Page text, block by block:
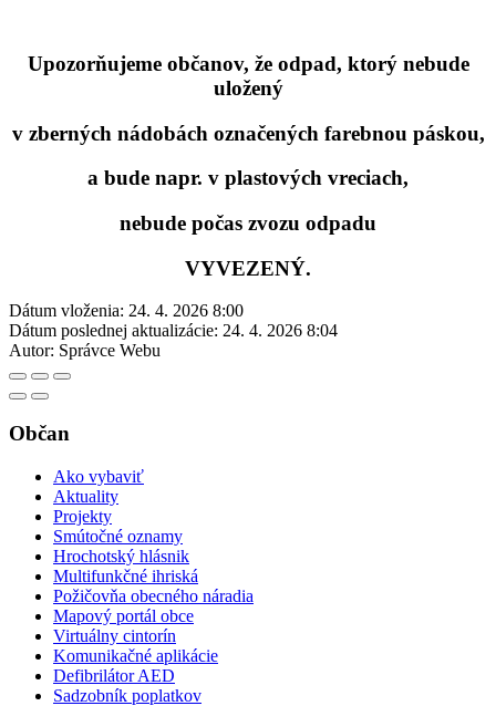
Upozorňujeme občanov, že odpad, ktorý nebude
uložený
v zberných nádobách označených farebnou páskou,
a bude napr. v plastových vreciach,
nebude počas zvozu odpadu
VYVEZENÝ.
Dátum vloženia: 24. 4. 2026 8:00
Dátum poslednej aktualizácie: 24. 4. 2026 8:04
Autor: Správce Webu
Občan
Ako vybaviť
Aktuality
Projekty
Smútočné oznamy
Hrochotský hlásnik
Multifunkčné ihriská
Požičovňa obecného náradia
Mapový portál obce
Virtuálny cintorín
Komunikačné aplikácie
Defibrilátor AED
Sadzobník poplatkov